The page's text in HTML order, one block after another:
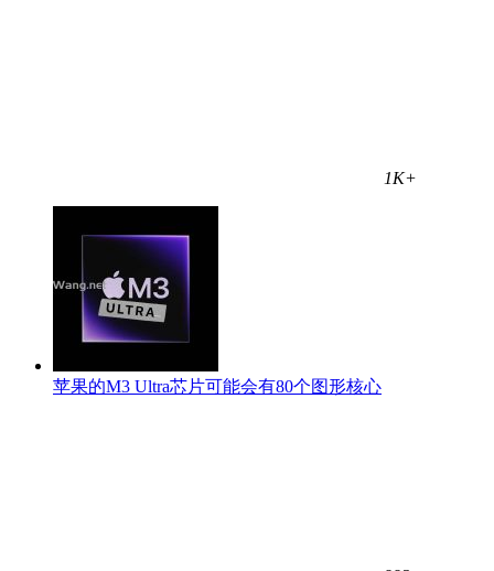
1K+
苹果的M3 Ultra芯片可能会有80个图形核心